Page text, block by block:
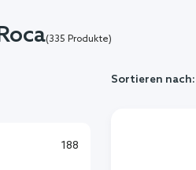
(335 Produkte)
Sortieren nach:
188